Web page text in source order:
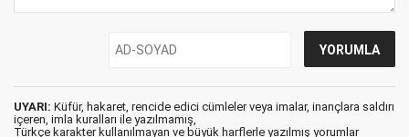
UYARI: Küfür, hakaret, rencide edici cümleler veya imalar, inançlara saldırı
içeren, imla kuralları ile yazılmamış,
Türkçe karakter kullanılmayan ve büyük harflerle yazılmış yorumlar